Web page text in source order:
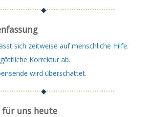
◆⋯⋯⋯⋯⋯⋯⋯⋯⋯⋯
sich zeitweise auf menschliche Hilfe.
Korrektur ab.
wird überschattet.
◆⋯⋯⋯⋯⋯⋯⋯⋯⋯⋯
uns heute